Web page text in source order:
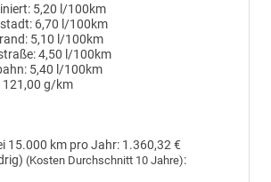
5,20 l/100km
6,70 l/100km
5,10 l/100km
4,50 l/100km
5,40 l/100km
121,00 g/km
15.000 km pro Jahr: 1.360,32 €
(Kosten Durchschnitt 10 Jahre):